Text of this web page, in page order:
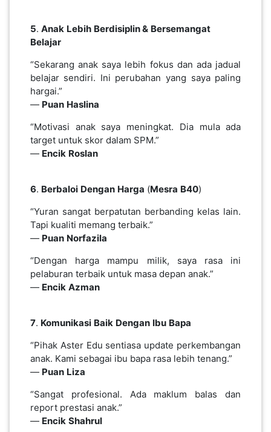
5. Anak Lebih Berdisiplin & Bersemangat
Belajar
“Sekarang anak saya lebih fokus dan ada jadual
belajar sendiri. Ini perubahan yang saya paling
hargai.”
— Puan Haslina
“Motivasi anak saya meningkat. Dia mula ada
target untuk skor dalam SPM.”
— Encik Roslan
6. Berbaloi Dengan Harga (Mesra B40)
“Yuran sangat berpatutan berbanding kelas lain.
Tapi kualiti memang terbaik.”
— Puan Norfazila
“Dengan harga mampu milik, saya rasa ini
pelaburan terbaik untuk masa depan anak.”
— Encik Azman
7. Komunikasi Baik Dengan Ibu Bapa
“Pihak Aster Edu sentiasa update perkembangan
anak. Kami sebagai ibu bapa rasa lebih tenang.”
— Puan Liza
“Sangat profesional. Ada maklum balas dan
report prestasi anak.”
— Encik Shahrul
PUTRAJAYA(9)
LABUAN(2)
MALAYSIA(82)
SINGAPORE(0)